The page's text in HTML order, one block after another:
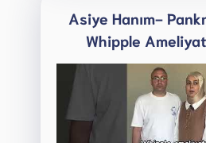
Asiye Hanım-
Whipple